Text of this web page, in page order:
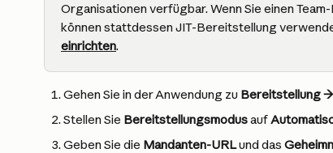
Organisationen verfügbar. Wenn Sie einen
können stattdessen JIT-Bereitstellung
einrichten.
Gehen Sie in der Anwendung zu Bereitstellung
Stellen Sie Bereitstellungsmodus auf
Geben Sie die Mandanten-URL und das